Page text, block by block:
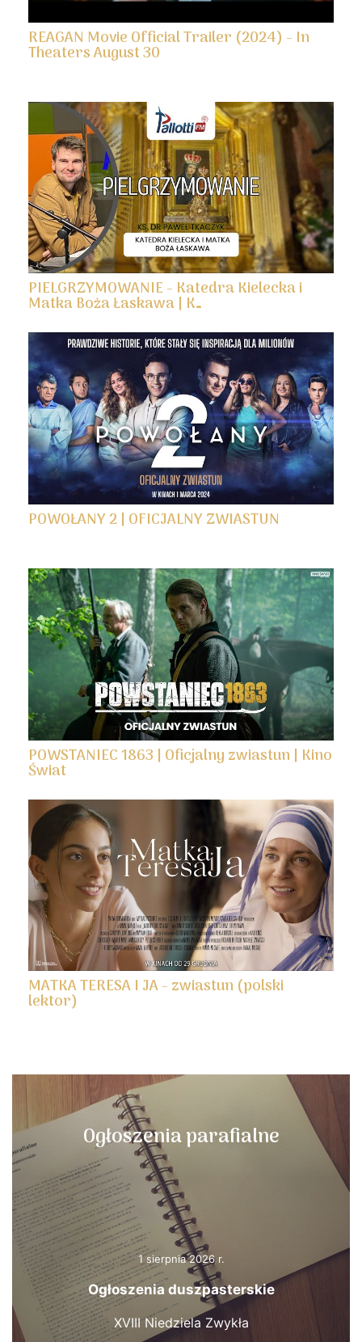
REAGAN Movie Official Trailer (2024) - In
Theaters August 30
PIELGRZYMOWANIE - Katedra Kielecka i
Matka Boża Łaskawa | K…
POWOŁANY 2 | OFICJALNY ZWIASTUN
POWSTANIEC 1863 | Oficjalny zwiastun | Kino
Świat
MATKA TERESA I JA - zwiastun (polski
lektor)
Ogłoszenia parafialne
1 sierpnia 2026 r.
Ogłoszenia duszpasterskie
XVIII Niedziela Zwykła